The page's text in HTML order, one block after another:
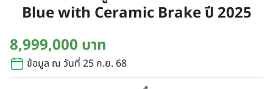
Blue with Ceramic Brake ปี 2025
8,999,000 บาท
ข้อมูล ณ วันที่ 25 ก.ย. 68